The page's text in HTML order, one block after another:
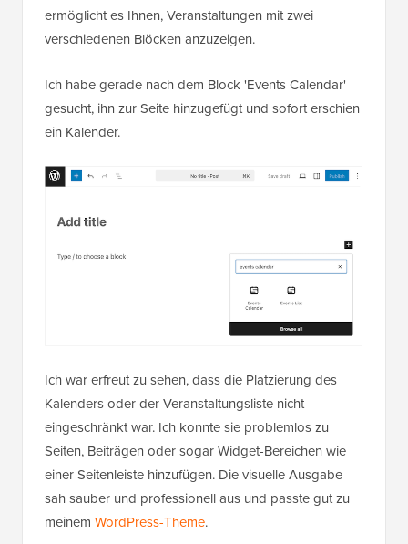
ermöglicht es Ihnen, Veranstaltungen mit zwei
verschiedenen Blöcken anzuzeigen.
Ich habe gerade nach dem Block 'Events Calendar'
gesucht, ihn zur Seite hinzugefügt und sofort erschien
ein Kalender.
Ich war erfreut zu sehen, dass die Platzierung des
Kalenders oder der Veranstaltungsliste nicht
eingeschränkt war. Ich konnte sie problemlos zu
Seiten, Beiträgen oder sogar Widget-Bereichen wie
einer Seitenleiste hinzufügen. Die visuelle Ausgabe
sah sauber und professionell aus und passte gut zu
meinem WordPress-Theme.